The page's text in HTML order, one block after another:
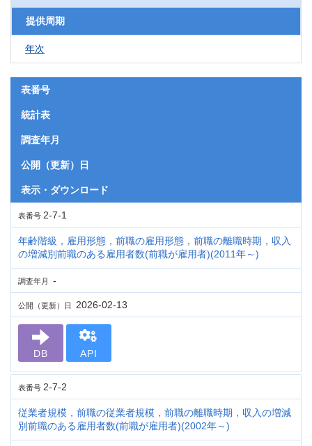
提供周期
年次
表番号
統計表
調査年月
公開（更新）日
表示・ダウンロード
表番号 2-7-1
年齢階級，雇用形態，前職の雇用形態，前職の離職時期，収入
の増減別前職のある雇用者数(前職が雇用者)(2011年～)
調査年月 -
公開（更新）日 2026-02-13
DB API
表番号 2-7-2
従業者規模，前職の従業者規模，前職の離職時期，収入の増減
別前職のある雇用者数(前職が雇用者)(2002年～)